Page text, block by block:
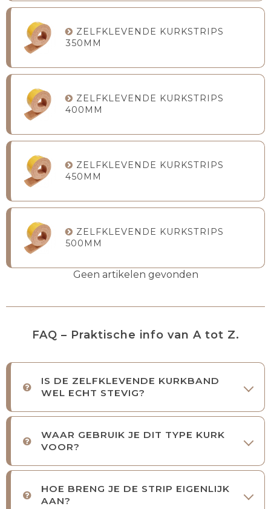
ZELFKLEVENDE KURKSTRIPS
350MM
ZELFKLEVENDE KURKSTRIPS
400MM
ZELFKLEVENDE KURKSTRIPS
450MM
ZELFKLEVENDE KURKSTRIPS
500MM
Geen artikelen gevonden
FAQ – Praktische info van A tot Z.
IS DE ZELFKLEVENDE KURKBAND
WEL ECHT STEVIG?
WAAR GEBRUIK JE DIT TYPE KURK
VOOR?
HOE BRENG JE DE STRIP EIGENLIJK
AAN?